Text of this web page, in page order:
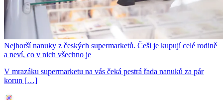
Nejhorší nanuky z českých supermarketů. Češi je kupují celé rodině
a neví, co v nich všechno je
V mrazáku supermarketu na vás čeká pestrá řada nanuků za pár
korun […]